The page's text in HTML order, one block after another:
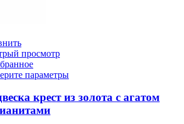
просмотр
параметры
крест из золота с агатом